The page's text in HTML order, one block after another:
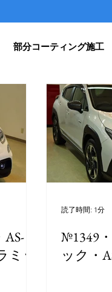
部分コーティング施工
ドガラス撥水加工 デ
磨 アルミモール研磨
ッ
№1349
ック・
読了時間: 1分